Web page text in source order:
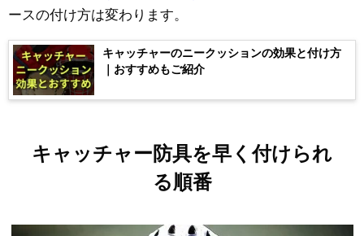
ースの付け方は変わります。
キャッチャーのニークッションの効果と付け方
｜おすすめもご紹介
キャッチャー防具を早く付けられ
る順番